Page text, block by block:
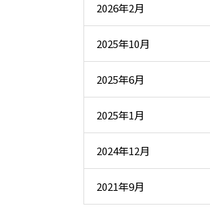
2026年2月
2025年10月
2025年6月
2025年1月
2024年12月
2021年9月